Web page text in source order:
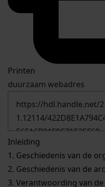
Printen
duurzaam webadres
Inleiding
1. Geschiedenis van de
2. Geschiedenis van de
3. Verantwoording van